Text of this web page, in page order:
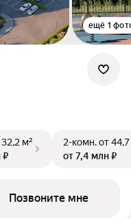
ещё 1
м²
₽
2-комн.от
от 7,4 млн ₽
Позвоните мне